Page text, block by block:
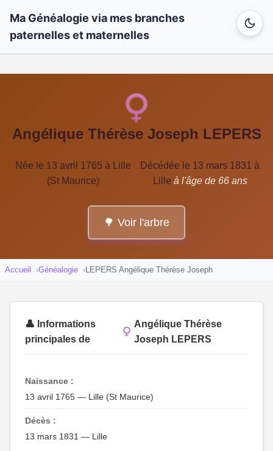
Ma Généalogie via mes branches
paternelles et maternelles
Angélique Thérèse Joseph LEPERS
Née le 13 avril 1765 à Lille
(St Maurice)
Décédée le 13 mars 1831 à
Lille à l'âge de 66 ans
🌳 Voir l'arbre
Accueil Généalogie LEPERS Angélique Thérèse Joseph
👤 Informations
principales de
Angélique Thérèse
Joseph LEPERS
Naissance :
13 avril 1765 — Lille (St Maurice)
Décès :
13 mars 1831 — Lille